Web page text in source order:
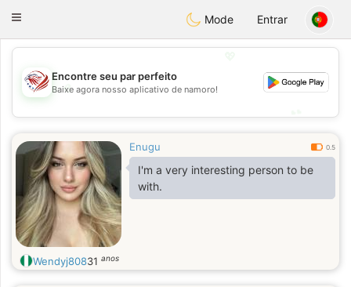
Dating
Toggle
Mode Entrar
💖
💕
Encontre seu par perfeito
Baixe agora nosso aplicativo de namoro!
Enugu 0.5
I'm a very interesting person to be
with.
Wendyj80831 anos